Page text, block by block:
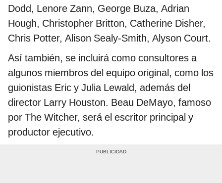
Dodd, Lenore Zann, George Buza, Adrian
Hough, Christopher Britton, Catherine Disher,
Chris Potter, Alison Sealy-Smith, Alyson Court.
Así también, se incluirá como consultores a
algunos miembros del equipo original, como los
guionistas Eric y Julia Lewald, además del
director Larry Houston. Beau DeMayo, famoso
por The Witcher, será el escritor principal y
productor ejecutivo.